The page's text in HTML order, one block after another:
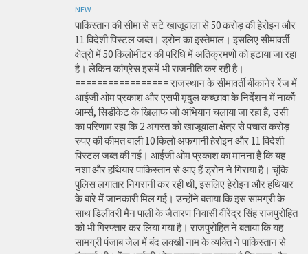
NEW
पाकिस्तान की सीमा से सटे खाजूवाला से 50 करोड़ की हेरोइन और
11 विदेशी पिस्टल जब्त। ड्रोन का इस्तेमाल। इसलिए सीमावर्ती
क्षेत्रों में 50 किलोमीटर की परिधि में अतिक्रमणों को हटाया जा रहा
है। लेकिन कांग्रेस इसमें भी राजनीति कर रही है।
================= राजस्थान के सीमावर्ती बीकानेर रेंज में
आईजी ओम प्रकाश और एसपी मृदुल कच्छावा के निर्देशन में नार्को
आर्म्स, सिडीकेट के खिलाफ जो अभियान चलाया जा रहा है, उसी
का परिणाम रहा कि 2 अगस्त को खाजूवाला क्षेत्र से पचास करोड़
रुपए की कीमत वाली 10 किलो अफगानी हेरोइन और 11 विदेशी
पिस्टल जब्त की गई। आईजी ओम प्रकाश का मानना है कि यह
नशा और हथियार पाकिस्तान से आए हैं ड्रोन ने गिराया है। चूंकि
पुलिस लगातार निगरानी कर रही थी, इसलिए हेरोइन और हथियार
के बारे में जानकारी मिल गई। उन्होंने बताया कि इस सामग्री के
साथ डिलीवरी मैन पाली के जैतारण निवासी वीरेंद्र सिंह राजपुरोहित
को भी गिरफ्तार कर लिया गया है। राजपुरोहित ने बताया कि यह
सामग्री पंजाब जेल में बंद लक्खी नाम के व्यक्ति ने पाकिस्तान से